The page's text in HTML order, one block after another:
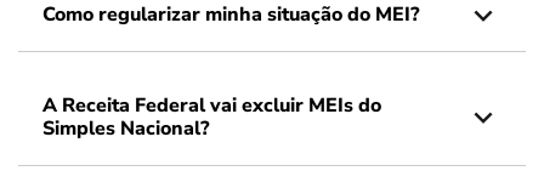
Como regularizar minha situação do MEI?
A Receita Federal vai excluir MEIs do
Simples Nacional?